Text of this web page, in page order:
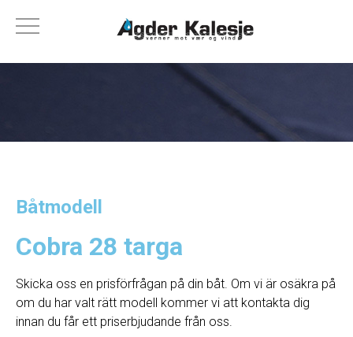
Båtmodell
Cobra 28 targa
Skicka oss en prisförfrågan på din båt. Om vi ​​är osäkra på
om du har valt rätt modell kommer vi att kontakta dig
innan du får ett priserbjudande från oss.